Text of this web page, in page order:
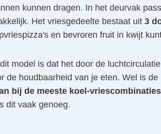
kunnen dragen. In het deurvak
Het vriesgedeelte bestaat uit 3
en bevroren fruit in kwijt
model is dat het door de
de houdbaarheid van je eten. Wel is de
bij de meeste koel-vriescombinaties
dit vaak genoeg.